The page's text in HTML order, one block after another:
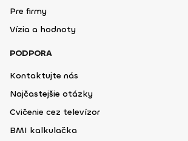
Pre firmy
Vízia a hodnoty
PODPORA
Kontaktujte nás
Najčastejšie otázky
Cvičenie cez televízor
BMI kalkulačka